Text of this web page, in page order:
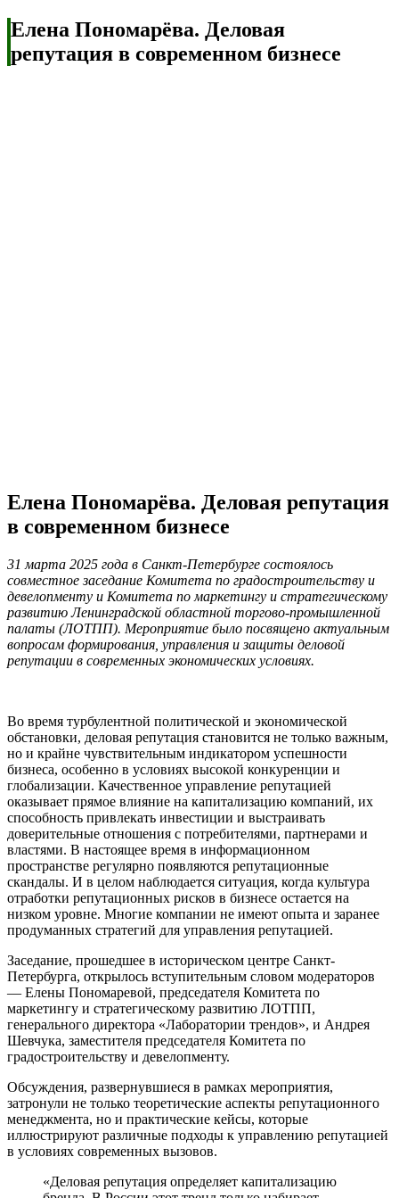
Елена Пономарёва. Деловая
репутация в современном бизнесе
Елена Пономарёва. Деловая репутация
в современном бизнесе
31 марта 2025 года в Санкт-Петербурге состоялось
совместное заседание Комитета по градостроительству и
девелопменту и Комитета по маркетингу и стратегическому
развитию Ленинградской областной торгово-промышленной
палаты (ЛОТПП). Мероприятие было посвящено актуальным
вопросам формирования, управления и защиты деловой
репутации в современных экономических условиях.
Во время турбулентной политической и экономической
обстановки, деловая репутация становится не только важным,
но и крайне чувствительным индикатором успешности
бизнеса, особенно в условиях высокой конкуренции и
глобализации. Качественное управление репутацией
оказывает прямое влияние на капитализацию компаний, их
способность привлекать инвестиции и выстраивать
доверительные отношения с потребителями, партнерами и
властями. В настоящее время в информационном
пространстве регулярно появляются репутационные
скандалы. И в целом наблюдается ситуация, когда культура
отработки репутационных рисков в бизнесе остается на
низком уровне. Многие компании не имеют опыта и заранее
продуманных стратегий для управления репутацией.
Заседание, прошедшее в историческом центре Санкт-
Петербурга, открылось вступительным словом модераторов
— Елены Пономаревой, председателя Комитета по
маркетингу и стратегическому развитию ЛОТПП,
генерального директора «Лаборатории трендов», и Андрея
Шевчука, заместителя председателя Комитета по
градостроительству и девелопменту.
Обсуждения, развернувшиеся в рамках мероприятия,
затронули не только теоретические аспекты репутационного
менеджмента, но и практические кейсы, которые
иллюстрируют различные подходы к управлению репутацией
в условиях современных вызовов.
«Деловая репутация определяет капитализацию